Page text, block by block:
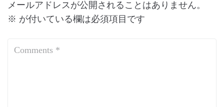
メールアドレスが公開されることはありません。
※ が付いている欄は必須項目です